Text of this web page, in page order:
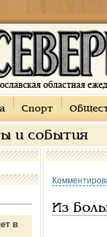
Спорт
и события
в
Из